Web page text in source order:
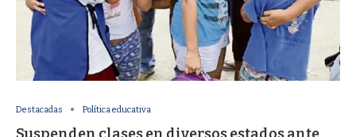
Destacadas Política educativa